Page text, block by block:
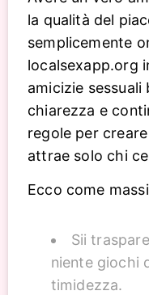
la qualità del
semplicemente
localsexapp.org
amicizie
chiarezza e
regole per
attrae solo chi
Ecco come
Sii
niente giochi
timidezza.